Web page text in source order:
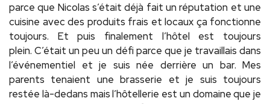
parce que Nicolas s’était déjà fait un réputation et une
cuisine avec des produits frais et locaux ça fonctionne
toujours. Et puis finalement l’hôtel est toujours
plein. C’était un peu un défi parce que je travaillais dans
l’événementiel et je suis née derrière un bar. Mes
parents tenaient une brasserie et je suis toujours
restée là-dedans mais l’hôtellerie est un domaine que je